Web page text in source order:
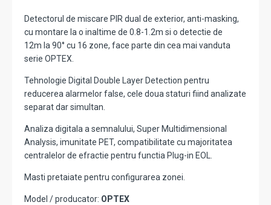
Detectorul de miscare PIR dual de exterior, anti-masking,
cu montare la o inaltime de 0.8-1.2m si o detectie de
12m la 90° cu 16 zone, face parte din cea mai vanduta
serie OPTEX.
Tehnologie Digital Double Layer Detection pentru
reducerea alarmelor false, cele doua staturi fiind analizate
separat dar simultan.
Analiza digitala a semnalului, Super Multidimensional
Analysis, imunitate PET, compatibilitate cu majoritatea
centralelor de efractie pentru functia Plug-in EOL.
Masti pretaiate pentru configurarea zonei.
Model / producator: OPTEX